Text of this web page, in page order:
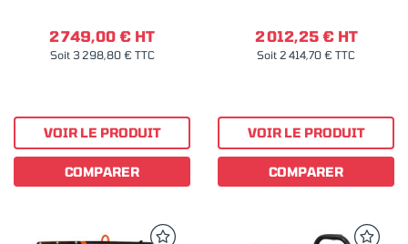
2 749,00 € HT
Soit 3 298,80 € TTC
VOIR LE PRODUIT
COMPARER
2 012,25 € HT
Soit 2 414,70 € TTC
VOIR LE PRODUIT
COMPARER